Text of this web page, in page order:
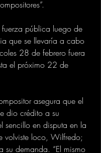
fuerza pública luego de
que se llevaría a cabo
28 de febrero fuera
el próximo 22 de
asegura que el
dio crédito a su
sencillo en disputa en la
volviste loco, Wilfredo;
su demanda. “El mismo